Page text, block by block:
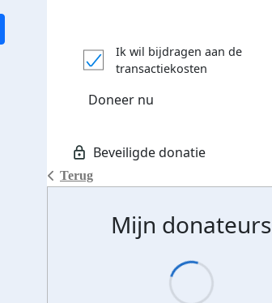
Terug
Ik wil bijdragen aan de
transactiekosten
Doneer nu
Mijn donateurs